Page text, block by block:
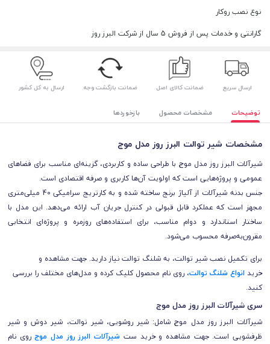
نوع نصب روکار
گارانتی و خدمات پس از فروش 5 سال از شرکت البرز روز
ارسال سریع ضمانت کالای اصل ضمانت بازگشت وجه ارسال به کل کشور
توضیحات مشخصات محصول بازخوردها
مشخصات شیر توالت البرز روز مدل موج
شیرآلات البرز روز مدل موج با طراحی ساده و کاربردی، گزینه‌ای مناسب برای فضاهای
عمومی و پروژه‌هایی است که اولویت آن‌ها کاربری و صرفه اقتصادی است.
جنس بدنه شیرآلات از آلیاژ برنج ساخته شده و به کارتریج سرامیکی 40 میلی‌متری
مجهز است که عملکرد قابل قبولی در کنترل جریان آب ارائه می‌دهد. این مدل با
ساختار استاندارد و دوام مناسب، برای استفاده‌های روزمره و پروژه‌ای انتخابی
مقرون‌به‌صرفه محسوب می‌شود.
برای تکمیل نصب شیر توالت، به شلنگ توالت نیاز دارید. جهت مشاهده و
خرید انواع شلنگ توالت، روی نام محصول کلیک کرده و مدل‌های مختلف را بررسی
کنید.
سری شیرآلات البرز روز مدل موج
شیرآلات البرز روز مدل موج شامل: شیر روشویی، شیر توالت، شیر دوش و شیر
ظرفشویی است. جهت مشاهده و خرید ست شیرآلات البرز روز مدل موجروی نام